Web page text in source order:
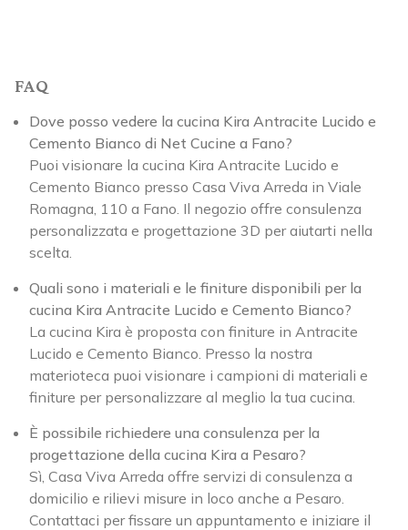
FAQ
Dove posso vedere la cucina Kira Antracite Lucido e
Cemento Bianco di Net Cucine a Fano?
Puoi visionare la cucina Kira Antracite Lucido e
Cemento Bianco presso Casa Viva Arreda in Viale
Romagna, 110 a Fano. Il negozio offre consulenza
personalizzata e progettazione 3D per aiutarti nella
scelta.
Quali sono i materiali e le finiture disponibili per la
cucina Kira Antracite Lucido e Cemento Bianco?
La cucina Kira è proposta con finiture in Antracite
Lucido e Cemento Bianco. Presso la nostra
materioteca puoi visionare i campioni di materiali e
finiture per personalizzare al meglio la tua cucina.
È possibile richiedere una consulenza per la
progettazione della cucina Kira a Pesaro?
Sì, Casa Viva Arreda offre servizi di consulenza a
domicilio e rilievi misure in loco anche a Pesaro.
Contattaci per fissare un appuntamento e iniziare il